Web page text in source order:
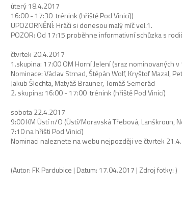
úterý 18.4.2017
16:00 - 17:30 trénink (hřiště Pod Vinicí))
UPOZORNĚNÍ: Hráči si donesou malý míč vel.1.
POZOR: Od 17:15 proběhne informativní schůzka s
čtvrtek 20.4.2017
1.skupina: 17:00 OM Horní Jelení (sraz nominovaných
Nominace: Václav Strnad, Štěpán Wolf, Kryštof Mazal,
Jakub Šlechta, Matyáš Brauner, Tomáš Semerád
2. skupina: 16:00 - 17:00 trénink (hřiště Pod Vinicí)
sobota 22.4.2017
9:00KM Ústí n/O (Ústí/Moravská Třebová, Lanškroun,
7:10 na hřišti Pod Vinicí)
Nominaci naleznete na webu nejpozději ve čtvrtek
(Autor: FK Pardubice | Datum: 17.04.2017 | Zdroj fotky: )